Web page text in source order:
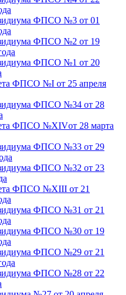
ФПСО №3 от 01
ФПСО №2 от 19
ФПСО №1 от 20
ФПСО №I от 25 апреля
ФПСО №34 от 28
ФПСО №XIVот 28 марта
ФПСО №33 от 29
ФПСО №32 от 23
ФПСО №XIII от 21
ФПСО №31 от 21
ФПСО №30 от 19
ФПСО №29 от 21
ФПСО №28 от 22